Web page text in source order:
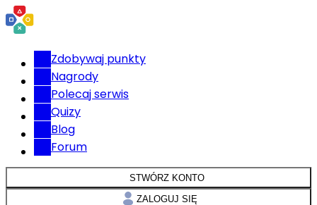
Zdobywaj punkty
Nagrody
Polecaj serwis
Quizy
Blog
Forum
STWÓRZ KONTO
ZALOGUJ SIĘ